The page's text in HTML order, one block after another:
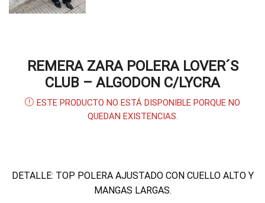
REMERA ZARA POLERA LOVER´S
CLUB – ALGODON C/LYCRA
ESTE PRODUCTO NO ESTÁ DISPONIBLE PORQUE NO
QUEDAN EXISTENCIAS.
DETALLE: TOP POLERA AJUSTADO CON CUELLO ALTO Y
MANGAS LARGAS.